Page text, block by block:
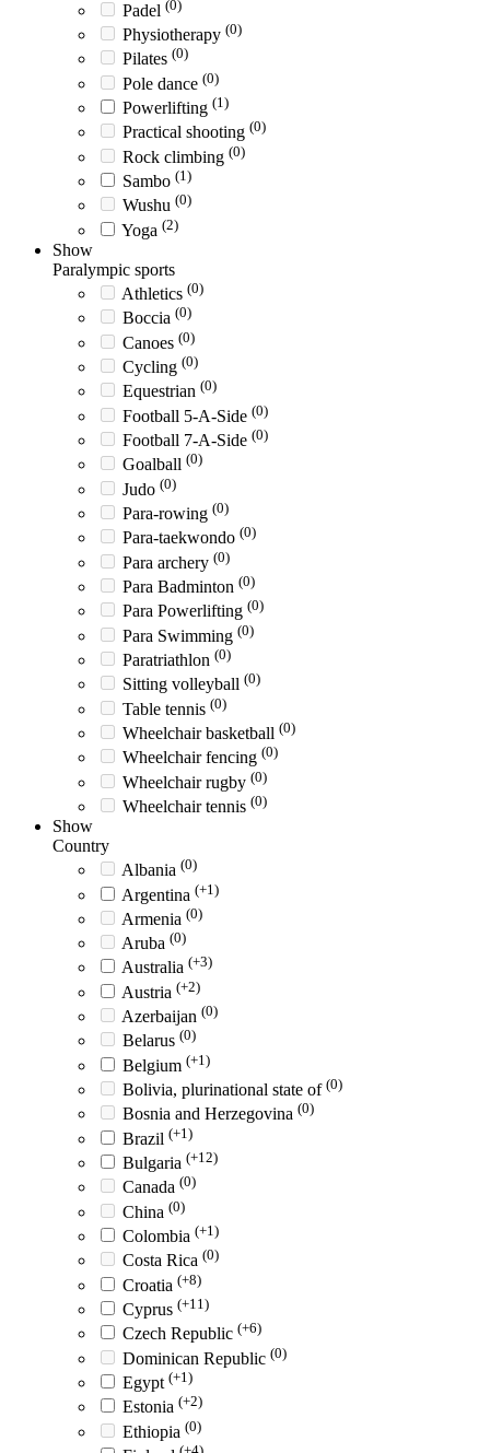
Padel (0)
Physiotherapy (0)
Pilates (0)
Pole dance (0)
Powerlifting (1)
Practical shooting (0)
Rock climbing (0)
Sambo (1)
Wushu (0)
Yoga (2)
Show
Paralympic sports
Athletics (0)
Boccia (0)
Canoes (0)
Cycling (0)
Equestrian (0)
Football 5-A-Side (0)
Football 7-A-Side (0)
Goalball (0)
Judo (0)
Para-rowing (0)
Para-taekwondo (0)
Para archery (0)
Para Badminton (0)
Para Powerlifting (0)
Para Swimming (0)
Paratriathlon (0)
Sitting volleyball (0)
Table tennis (0)
Wheelchair basketball (0)
Wheelchair fencing (0)
Wheelchair rugby (0)
Wheelchair tennis (0)
Show
Country
Albania (0)
Argentina (+1)
Armenia (0)
Aruba (0)
Australia (+3)
Austria (+2)
Azerbaijan (0)
Belarus (0)
Belgium (+1)
Bolivia, plurinational state of (0)
Bosnia and Herzegovina (0)
Brazil (+1)
Bulgaria (+12)
Canada (0)
China (0)
Colombia (+1)
Costa Rica (0)
Croatia (+8)
Cyprus (+11)
Czech Republic (+6)
Dominican Republic (0)
Egypt (+1)
Estonia (+2)
Ethiopia (0)